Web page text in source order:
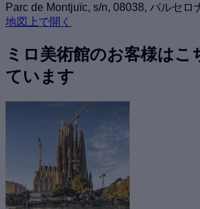
Parc de Montjuïc, s/n, 08038, バルセロ
地図上で開く
ミロ美術館のお客様はこ
ています